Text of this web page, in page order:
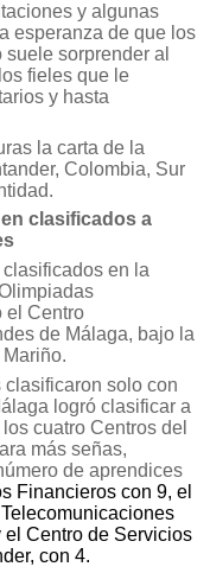
y algunas
esperanza de que los
sorprender al
fieles que le
y hasta
la carta de la
Colombia, Sur
clasificados a
en la
el Centro
de Málaga, bajo la
clasificaron solo con
logró clasificar a
cuatro Centros del
más señas,
de aprendices
Financieros con 9, el
Centro de Servicios
con 4.